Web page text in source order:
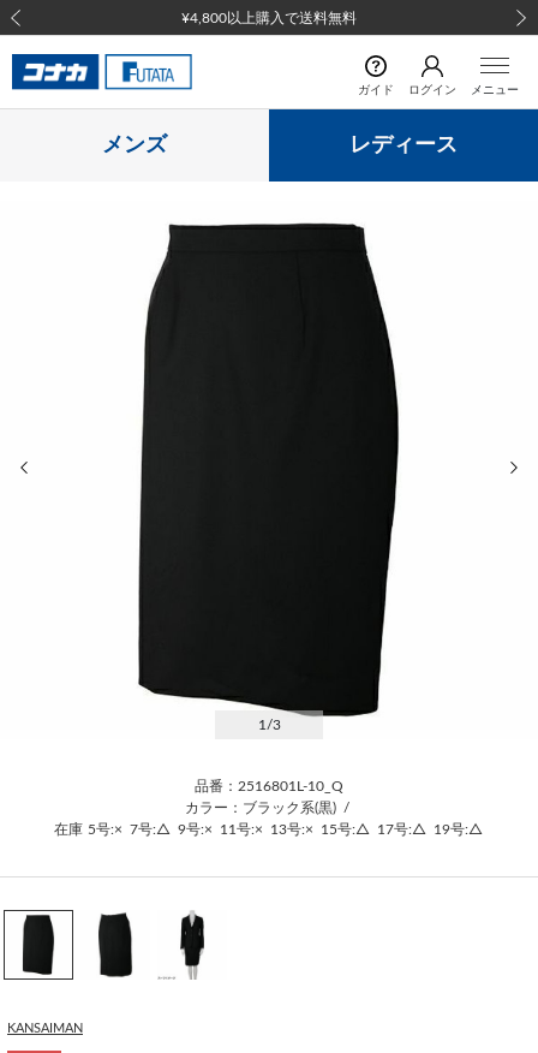
¥4,800以上購入で送料無料
前の画像
ガイド ログイン メニュー
メンズ レディース
1 /3
品番：2516801L-10_Q
カラー：ブラック系(黒) /
在庫 5号:× 7号:△ 9号:× 11号:× 13号:× 15号:△ 17号:△ 19号:△
KANSAIMAN